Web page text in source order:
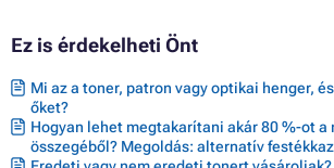
Ez is érdekelheti Önt
Mi az a toner, patron vagy optikai henger,
őket?
Hogyan lehet megtakarítani akár 80 %-ot a
összegéből? Megoldás: alternatív